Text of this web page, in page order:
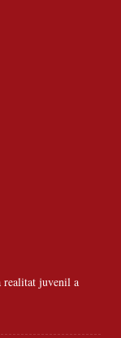
realitat juvenil a